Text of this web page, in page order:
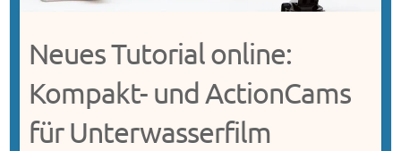
Neues Tutorial online:
Kompakt- und ActionCams
für Unterwasserfilm